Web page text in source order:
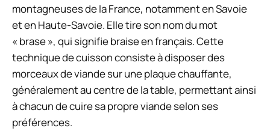
montagneuses de la France, notamment en Savoie
et en Haute-Savoie. Elle tire son nom du mot
« brase », qui signifie braise en français. Cette
technique de cuisson consiste à disposer des
morceaux de viande sur une plaque chauffante,
généralement au centre de la table, permettant ainsi
à chacun de cuire sa propre viande selon ses
préférences.